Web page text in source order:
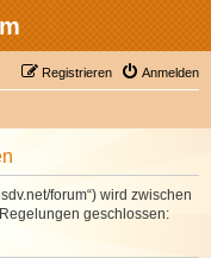
Anmelden
Registrieren
forum“) wird zwischen
geschlossen: